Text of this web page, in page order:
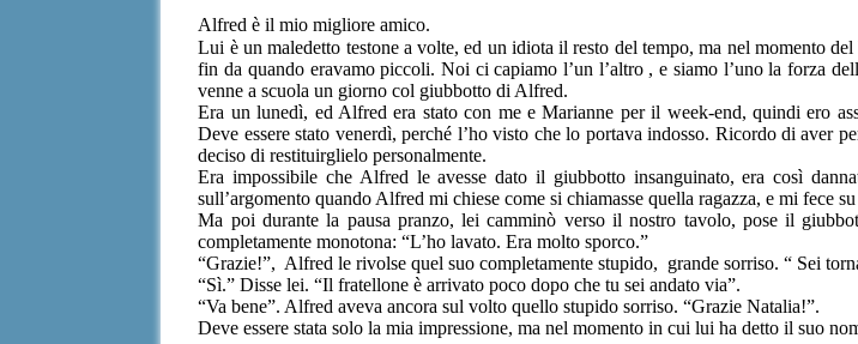
Alfred è il mio migliore amico.
Lui è un maledetto testone a volte, ed un idiota il resto del tempo, ma nel momento
fin da quando eravamo piccoli. Noi ci capiamo l’un l’altro , e siamo l’uno la forza
venne a scuola un giorno col giubbotto di Alfred.
Era un lunedì, ed Alfred era stato con me e Marianne per il week-end, quindi ero
Deve essere stato venerdì, perché l’ho visto che lo portava indosso. Ricordo di aver
deciso di restituirglielo personalmente.
Era impossibile che Alfred le avesse dato il giubbotto insanguinato, era così
sull’argomento quando Alfred mi chiese come si chiamasse quella ragazza, e mi fece
Ma poi durante la pausa pranzo, lei camminò verso il nostro tavolo, pose il
completamente monotona: “L’ho lavato. Era molto sporco.”
“Grazie!”, Alfred le rivolse quel suo completamente stupido, grande sorriso. “ Sei
“Sì.” Disse lei. “Il fratellone è arrivato poco dopo che tu sei andato via”.
“Va bene”. Alfred aveva ancora sul volto quello stupido sorriso. “Grazie Natalia!”.
Deve essere stata solo la mia impressione, ma nel momento in cui lui ha detto il suo